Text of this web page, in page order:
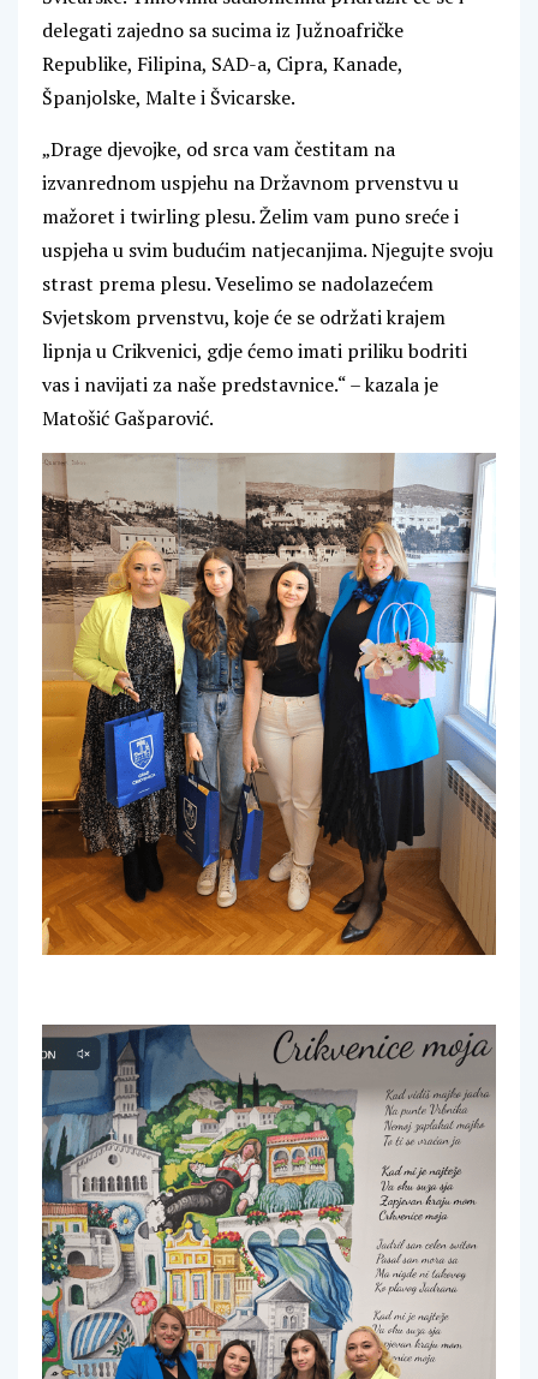
delegati zajedno sa sucima iz Južnoafričke
Republike, Filipina, SAD-a, Cipra, Kanade,
Španjolske, Malte i Švicarske.
„Drage djevojke, od srca vam čestitam na
izvanrednom uspjehu na Državnom prvenstvu u
mažoret i twirling plesu. Želim vam puno sreće i
uspjeha u svim budućim natjecanjima. Njegujte svoju
strast prema plesu. Veselimo se nadolazećem
Svjetskom prvenstvu, koje će se održati krajem
lipnja u Crikvenici, gdje ćemo imati priliku bodriti
vas i navijati za naše predstavnice.“ – kazala je
Matošić Gašparović.